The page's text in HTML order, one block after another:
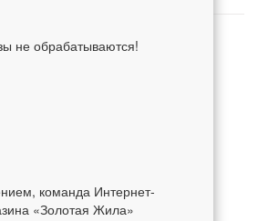
иконы серебряные
не обрабатываются!
команда Интернет-
«Золотая Жила»